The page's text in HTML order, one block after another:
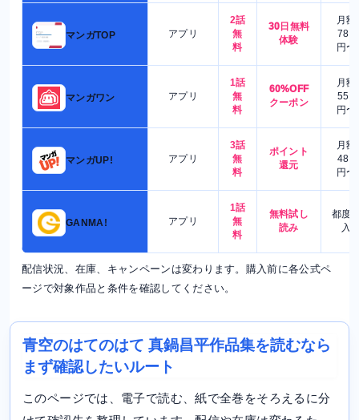
マンガTOP アプリ
2話
無
料
30日無料
体験
月額
780
円〜
マンガワン アプリ
1話
無
料
60%OFF
クーポン
月額
550
円〜
マンガUP! アプリ
3話
無
料
ポイント
還元
月額
480
円〜
GANMA! アプリ
1話
無
料
無料試し
読み
都度
入
配信状況、在庫、キャンペーンは変わります。購入前に各公式ペ
ージで対象作品と条件を確認してください。
青空のはてのはて 真鍋昌平作品集を読むなら
まず確認したいルート
このページでは、電子で読む、紙で全巻をそろえるに分